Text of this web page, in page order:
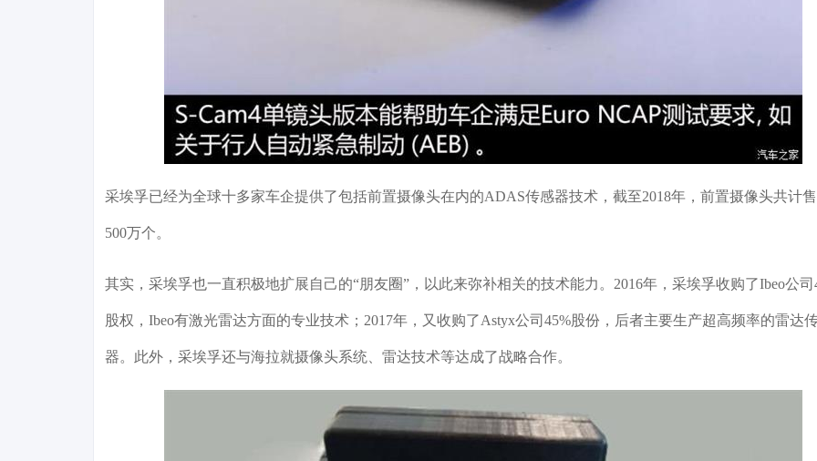
采埃孚已经为全球十多家车企提供了包括前置摄像头在内的ADAS传感器技术，截至2018年，前置摄像头共计
500万个。
其实，采埃孚也一直积极地扩展自己的“朋友圈”，以此来弥补相关的技术能力。2016年，采埃孚收购了Ibeo公司
股权，Ibeo有激光雷达方面的专业技术；2017年，又收购了Astyx公司45%股份，后者主要生产超高频率的雷达
器。此外，采埃孚还与海拉就摄像头系统、雷达技术等达成了战略合作。